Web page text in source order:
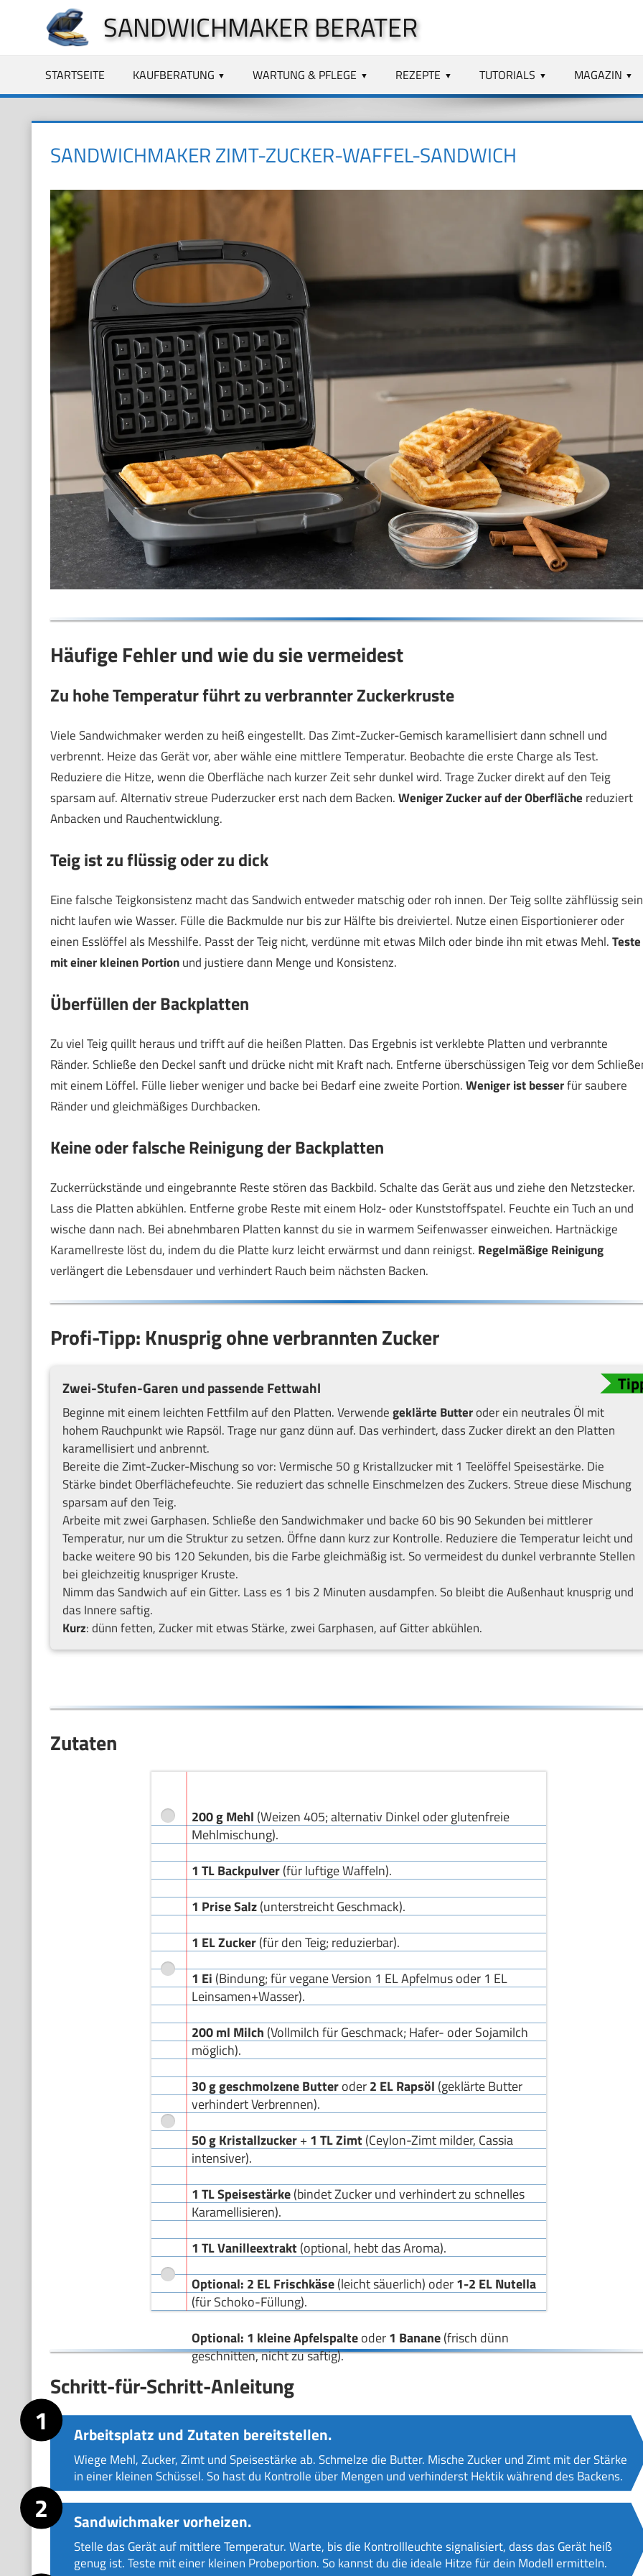
springen
SANDWICHMAKER BERATER
STARTSEITE KAUFBERATUNG WARTUNG & PFLEGE REZEPTE TUTORIALS MAGAZIN
SANDWICHMAKER ZIMT-ZUCKER-WAFFEL-SANDWICH
Häufige Fehler und wie du sie vermeidest
Zu hohe Temperatur führt zu verbrannter Zuckerkruste
Viele Sandwichmaker werden zu heiß eingestellt. Das Zimt-Zucker-Gemisch karamellisiert dann schnell und
verbrennt. Heize das Gerät vor, aber wähle eine mittlere Temperatur. Beobachte die erste Charge als Test.
Reduziere die Hitze, wenn die Oberfläche nach kurzer Zeit sehr dunkel wird. Trage Zucker direkt auf den Teig
sparsam auf. Alternativ streue Puderzucker erst nach dem Backen.Weniger Zucker auf der Oberfläche reduziert
Anbacken und Rauchentwicklung.
Teig ist zu flüssig oder zu dick
Eine falsche Teigkonsistenz macht das Sandwich entweder matschig oder roh innen. Der Teig sollte zähflüssig
nicht laufen wie Wasser. Fülle die Backmulde nur bis zur Hälfte bis dreiviertel. Nutze einen Eisportionierer oder
einen Esslöffel als Messhilfe. Passt der Teig nicht, verdünne mit etwas Milch oder binde ihn mit etwas Mehl.Teste
mit einer kleinen Portionund justiere dann Menge und Konsistenz.
Überfüllen der Backplatten
Zu viel Teig quillt heraus und trifft auf die heißen Platten. Das Ergebnis ist verklebte Platten und verbrannte
Ränder. Schließe den Deckel sanft und drücke nicht mit Kraft nach. Entferne überschüssigen Teig vor dem
mit einem Löffel. Fülle lieber weniger und backe bei Bedarf eine zweite Portion.Weniger ist besserfür saubere
Ränder und gleichmäßiges Durchbacken.
Keine oder falsche Reinigung der Backplatten
Zuckerrückstände und eingebrannte Reste stören das Backbild. Schalte das Gerät aus und ziehe den Netzstecker.
Lass die Platten abkühlen. Entferne grobe Reste mit einem Holz- oder Kunststoffspatel. Feuchte ein Tuch an und
wische dann nach. Bei abnehmbaren Platten kannst du sie in warmem Seifenwasser einweichen. Hartnäckige
Karamellreste löst du, indem du die Platte kurz leicht erwärmst und dann reinigst. Regelmäßige Reinigung
verlängert die Lebensdauer und verhindert Rauch beim nächsten Backen.
Profi-Tipp: Knusprig ohne verbrannten Zucker
Zwei-Stufen-Garen und passende Fettwahl
Beginne mit einem leichten Fettfilm auf den Platten. Verwendegeklärte Butteroder ein neutrales Öl mit
hohem Rauchpunkt wie Rapsöl. Trage nur ganz dünn auf. Das verhindert, dass Zucker direkt an den Platten
karamellisiert und anbrennt.
Bereite die Zimt-Zucker-Mischung so vor: Vermische 50 g Kristallzucker mit 1 Teelöffel Speisestärke. Die
Stärke bindet Oberflächefeuchte. Sie reduziert das schnelle Einschmelzen des Zuckers. Streue diese Mischung
sparsam auf den Teig.
Arbeite mit zwei Garphasen. Schließe den Sandwichmaker und backe 60 bis 90 Sekunden bei mittlerer
Temperatur, nur um die Struktur zu setzen. Öffne dann kurz zur Kontrolle. Reduziere die Temperatur leicht und
backe weitere 90 bis 120 Sekunden, bis die Farbe gleichmäßig ist. So vermeidest du dunkel verbrannte Stellen
bei gleichzeitig knuspriger Kruste.
Nimm das Sandwich auf ein Gitter. Lass es 1 bis 2 Minuten ausdampfen. So bleibt die Außenhaut knusprig und
das Innere saftig.
Kurz: dünn fetten, Zucker mit etwas Stärke, zwei Garphasen, auf Gitter abkühlen.
Zutaten
200 g Mehl (Weizen 405; alternativ Dinkel oder glutenfreie
Mehlmischung).
1 TL Backpulver(für luftige Waffeln).
1 Prise Salz(unterstreicht Geschmack).
1 EL Zucker(für den Teig; reduzierbar).
1 Ei (Bindung; für vegane Version 1 EL Apfelmus oder 1 EL
Leinsamen+Wasser).
200 ml Milch (Vollmilch für Geschmack; Hafer- oder Sojamilch
möglich).
30 g geschmolzene Butteroder2 EL Rapsöl (geklärte Butter
verhindert Verbrennen).
50 g Kristallzucker+ 1 TL Zimt (Ceylon-Zimt milder, Cassia
intensiver).
1 TL Speisestärke(bindet Zucker und verhindert zu schnelles
Karamellisieren).
1 TL Vanilleextrakt (optional, hebt das Aroma).
Optional: 2 EL Frischkäse(leicht säuerlich) oder1-2 EL Nutella
(für Schoko-Füllung).
Optional: 1 kleine Apfelspalteoder1 Banane(frisch dünn
geschnitten, nicht zu saftig).
Schritt-für-Schritt-Anleitung
Arbeitsplatz und Zutaten bereitstellen.
Wiege Mehl, Zucker, Zimt und Speisestärke ab. Schmelze die Butter. Mische Zucker und Zimt mit der Stärke
in einer kleinen Schüssel. So hast du Kontrolle über Mengen und verhinderst Hektik während des Backens.
Sandwichmaker vorheizen.
Stelle das Gerät auf mittlere Temperatur. Warte, bis die Kontrollleuchte signalisiert, dass das Gerät heiß
genug ist. Teste mit einer kleinen Probeportion. So kannst du die ideale Hitze für dein Modell ermitteln.